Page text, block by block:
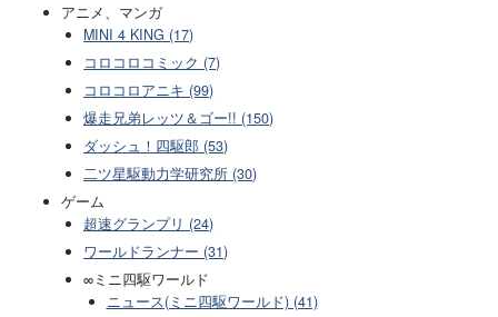
アニメ、マンガ
MINI 4 KING (17)
コロコロコミック (7)
コロコロアニキ (99)
爆走兄弟レッツ＆ゴー!! (150)
ダッシュ！四駆郎 (53)
二ツ星駆動力学研究所 (30)
ゲーム
超速グランプリ (24)
ワールドランナー (31)
∞ミニ四駆ワールド
ニュース(ミニ四駆ワールド) (41)